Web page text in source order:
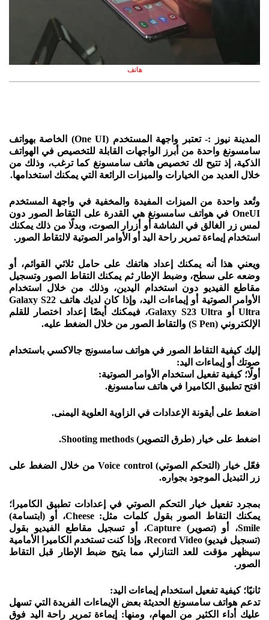
هاتف
المدينة نيوز :- تعتبر واجهة المستخدم (One UI) الخاصة بهواتف
سامسونغ واحدة من أبرز الواجهات القابلة للتخصيص في الهواتف
الذكية، إذ تتيح لك تخصيص هاتف سامسونغ كما ترغب، وذلك من
خلال العديد من الخيارات والميزات الرائعة التي يمكنك استخدامها.
وتُعد واحدة من الميزات المفيدة والمخفية في واجهة المستخدم
OneUI في هواتف سامسونغ هي القدرة على التقاط الصور دون
لمس زر الغالق في الشاشة أو أزرار الصوت، وبدلًا من ذلك يمكنك
استخدام إيماءة تمرير راحة اليد أو الأوامر الصوتية لالتقاط الصور.
ويعني هذا أنه يمكنك إعداد هاتفك على حامل ثلاثي القوائم، أو
وضعه على سطح، وضبط الإطار ثم يمكنك التقاط الصور وتسجيل
مقاطع الفيديو دون استخدام اليدين، وذلك من خلال استخدام
الأوامر الصوتية أو إيماءات اليد، وإذا كان لديك هاتف Galaxy S22
Ultra أو Galaxy S23 Ultra، فيمكنك أيضًا إعداد اختصار للقلم
الإلكتروني (S Pen) والتقاط الصور من خلال الضغط عليه.
إليك كيفية التقاط الصور في هواتف سامسونج جالاكسي باستخدام
صوتك أو إيماءات اليد:
أولًا؛ كيفية تفعيل استخدام الأوامر الصوتية:
افتح تطبيق الكاميرا في هاتف سامسونغ.
اضغط على أيقونة الإعدادات في الزاوية العلوية اليمنى.
اضغط على خيار (طرق التصوير) Shooting methods.
فعّل خيار (التحكم الصوتي) Voice control من خلال الضغط على
زر التبديل الموجود بجواره.
بمجرد تفعيل خيار التحكم الصوتي في إعدادات تطبيق الكاميرا؛
يمكنك التقاط الصور بقول كلمات مثل: Cheese، أو (ابتسامة)
Smile، أو (تصوير) Capture، أو تسجيل مقاطع الفيديو بقول
(تسجيل فيديو) Record Video، وإذا كنت تستخدم الكاميرا الأمامية
سيظهر مؤقت للعد التنازلي مما يتيح ضبط الإطار قبل التقاط
الصور.
ثانيًا؛ كيفية تفعيل استخدام إيماءات اليد:
تدعم هواتف سامسونغ الحديثة بعض الإيماءات الفريدة التي تسهل
عليك أداء الكثير من المهام، ومنها: إيماءة تمرير راحة اليد فوق